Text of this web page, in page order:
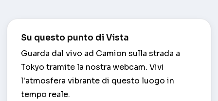
Su questo punto di Vista
Guarda dal vivo ad Camion sulla strada a
Tokyo tramite la nostra webcam. Vivi
l'atmosfera vibrante di questo luogo in
tempo reale.